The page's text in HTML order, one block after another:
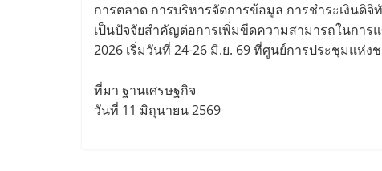
การตลาด การบริหารจัดการข้อมูล การชำระเงินดิ
เป็นปัจจัยสำคัญต่อการเพิ่มขีดความสามารถในการ
2026 เริ่มวันที่ 24-26 มิ.ย. 69 ที่ศูนย์การประชุมแห่ง
ที่มา ฐานเศรษฐกิจ
วันที่ 11 มิถุนายน 2569